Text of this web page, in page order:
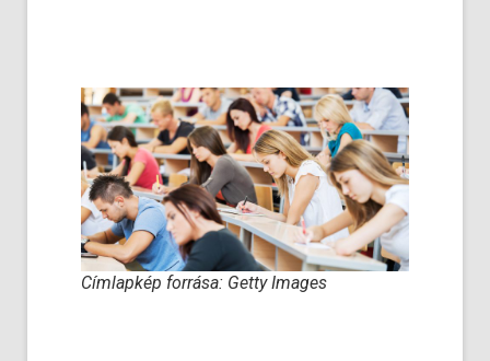
Címlapkép forrása: Getty Images